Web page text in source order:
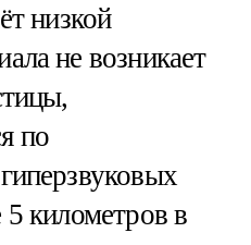
низкой
не возникает
по
5 километров в